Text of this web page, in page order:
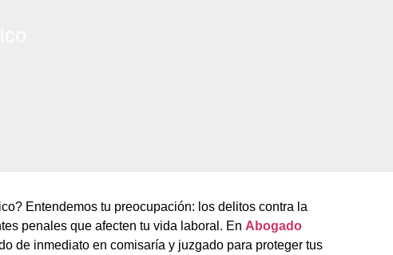
Entendemos tu preocupación: los delitos contra la
penales que afecten tu vida laboral. En Abogado
de inmediato en comisaría y juzgado para proteger tus